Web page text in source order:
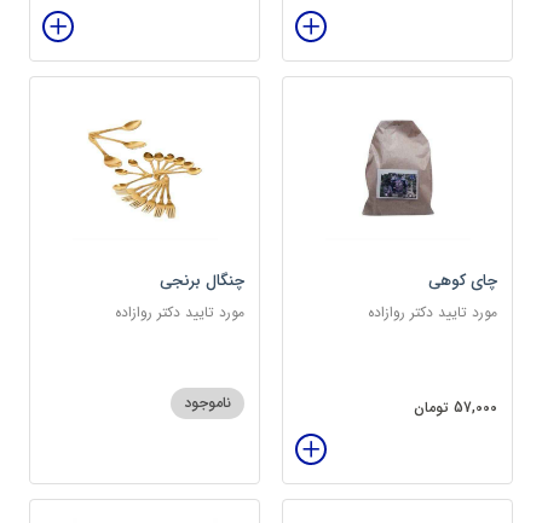
چای کوهی
مورد تایید دکتر روازاده
57,000 تومان
چنگال برنجی
مورد تایید دکتر روازاده
ناموجود